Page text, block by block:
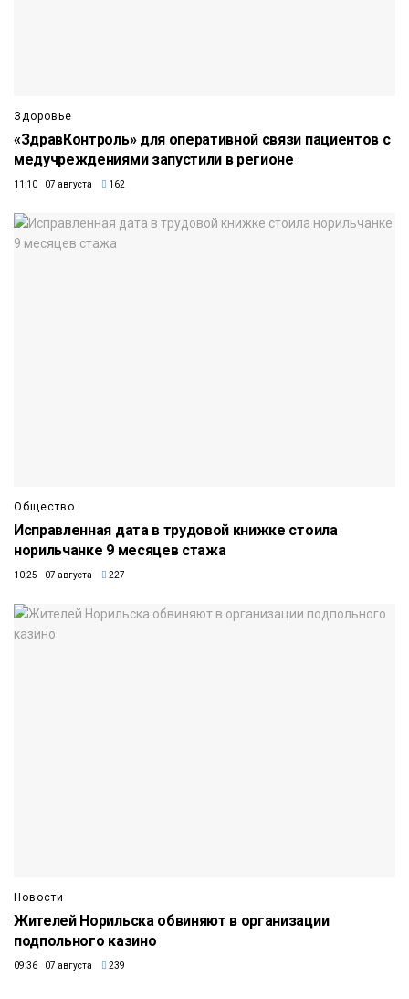
Здоровье
«ЗдравКонтроль» для оперативной связи пациентов с
медучреждениями запустили в регионе
11:10 07 августа 162
Общество
Исправленная дата в трудовой книжке стоила
норильчанке 9 месяцев стажа
10:25 07 августа 227
Новости
Жителей Норильска обвиняют в организации
подпольного казино
09:36 07 августа 239